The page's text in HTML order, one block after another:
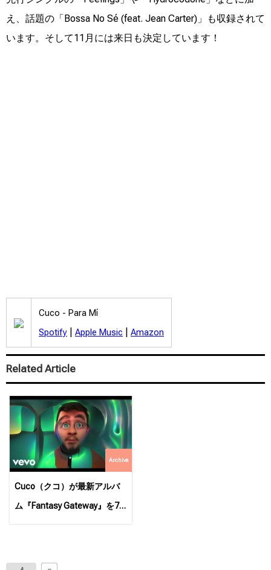
え、話題の「Bossa No Sé (feat. Jean Carter)」も収録されて
います。そして11月には来日も決定しています！
Cuco - Para Mí
Spotify
Apple Music Amazon
Related Article
Archive
Cuco（クコ）が最新アルバ
ム『Fantasy Gateway』を7